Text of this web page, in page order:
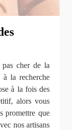
cher de la
la recherche
à la fois des
alors vous
promettre que
nos artisans